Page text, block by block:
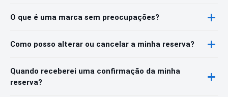
O que é uma marca sem preocupações?
Como posso alterar ou cancelar a minha reserva?
Quando receberei uma confirmação da minha
reserva?